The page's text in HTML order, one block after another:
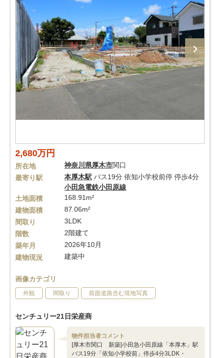
2,680万円
所在地 神奈川県厚木市関口
最寄り駅
本厚木駅 バス19分 依知小学校前停 停歩4分
小田急電鉄小田原線
土地面積
168.91m²
建物面積
87.06m²
間取り
3LDK
階数
2階建て
築年月
2026年10月
建物現況
建築中
画像カテゴリ
外観 間取り 前面道路含む現地写真
センチュリー21日栄産商
物件担当者コメント
[厚木市関口 新築]小田急小田原線「本厚木」駅
バス19分「依知小学校前」停歩4分3LDK・